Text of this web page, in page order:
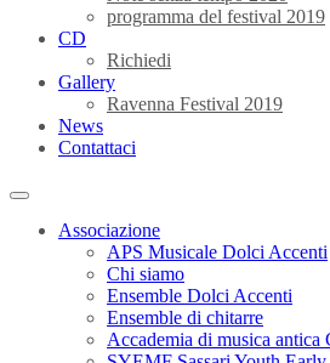
programma del festival 2019
CD
Richiedi
Gallery
Ravenna Festival 2019
News
Contattaci
Associazione
APS Musicale Dolci Accenti
Chi siamo
Ensemble Dolci Accenti
Ensemble di chitarre
Accademia di musica antica